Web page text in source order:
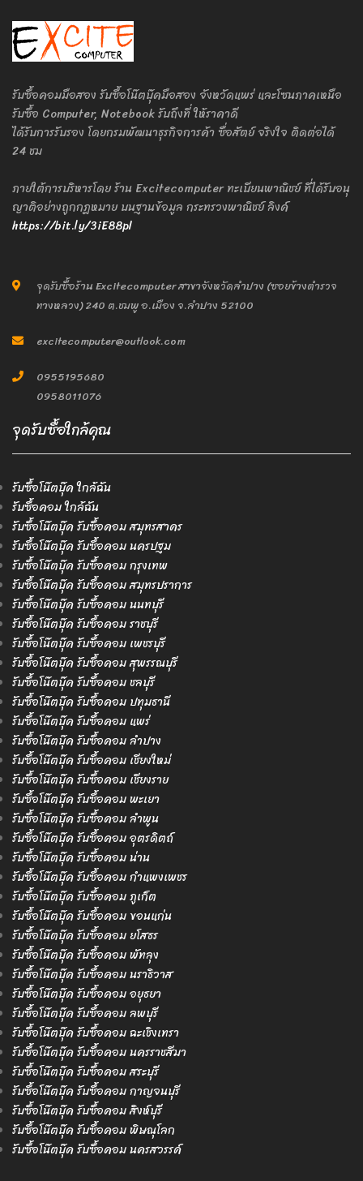
รับซื้อคอมมือสอง รับซื้อโน๊ตบุ๊คมือสอง จังหวัดแพร่ และโซนภาคเหนือ
รับซื้อ Computer, Notebook รับถึงที่ ให้ราคาดี
ได้รับการรับรอง โดยกรมพัฒนาธุรกิจการค้า ซื่อสัตย์ จริงใจ ติดต่อได้
24 ชม
ภายใต้การบริหารโดย ร้าน Excitecomputer ทะเบียนพาณิชย์ ที่ได้รับอนุ
ญาติอย่างถูกกฎหมาย บนฐานข้อมูล กระทรวงพาณิชย์ ลิงค์
https://bit.ly/3iE88pl
จุดรับซื้อร้าน Excitecomputer สาขาจังหวัดลำปาง (ซอยข้างตำรวจ
ทางหลวง) 240 ต.ชมพู อ.เมือง จ.ลำปาง 52100
excitecomputer@outlook.com
0955195680
0958011076
จุดรับซื้อใกล้คุณ
รับซื้อโน๊ตบุ๊ค ใกล้ฉัน
รับซื้อคอม ใกล้ฉัน
รับซื้อโน๊ตบุ๊ค รับซื้อคอม สมุทรสาคร
รับซื้อโน๊ตบุ๊ค รับซื้อคอม นครปฐม
รับซื้อโน๊ตบุ๊ค รับซื้อคอม กรุงเทพ
รับซื้อโน๊ตบุ๊ค รับซื้อคอม สมุทรปราการ
รับซื้อโน๊ตบุ๊ค รับซื้อคอม นนทบุรี
รับซื้อโน๊ตบุ๊ค รับซื้อคอม ราชบุรี
รับซื้อโน๊ตบุ๊ค รับซื้อคอม เพชรบุรี
รับซื้อโน๊ตบุ๊ค รับซื้อคอม สุพรรณบุรี
รับซื้อโน๊ตบุ๊ค รับซื้อคอม ชลบุรี
รับซื้อโน๊ตบุ๊ค รับซื้อคอม ปทุมธานี
รับซื้อโน๊ตบุ๊ค รับซื้อคอม แพร่
รับซื้อโน๊ตบุ๊ค รับซื้อคอม ลำปาง
รับซื้อโน๊ตบุ๊ค รับซื้อคอม เชียงใหม่
รับซื้อโน๊ตบุ๊ค รับซื้อคอม เชียงราย
รับซื้อโน๊ตบุ๊ค รับซื้อคอม พะเยา
รับซื้อโน๊ตบุ๊ค รับซื้อคอม ลำพูน
รับซื้อโน๊ตบุ๊ค รับซื้อคอม อุตรดิตถ์
รับซื้อโน๊ตบุ๊ค รับซื้อคอม น่าน
รับซื้อโน๊ตบุ๊ค รับซื้อคอม กำแพงเพชร
รับซื้อโน๊ตบุ๊ค รับซื้อคอม ภูเก็ต
รับซื้อโน๊ตบุ๊ค รับซื้อคอม ขอนแก่น
รับซื้อโน๊ตบุ๊ค รับซื้อคอม ยโสธร
รับซื้อโน๊ตบุ๊ค รับซื้อคอม พัทลุง
รับซื้อโน๊ตบุ๊ค รับซื้อคอม นราธิวาส
รับซื้อโน๊ตบุ๊ค รับซื้อคอม อยุธยา
รับซื้อโน๊ตบุ๊ค รับซื้อคอม ลพบุรี
รับซื้อโน๊ตบุ๊ค รับซื้อคอม ฉะเชิงเทรา
รับซื้อโน๊ตบุ๊ค รับซื้อคอม นครราชสีมา
รับซื้อโน๊ตบุ๊ค รับซื้อคอม สระบุรี
รับซื้อโน๊ตบุ๊ค รับซื้อคอม กาญจนบุรี
รับซื้อโน๊ตบุ๊ค รับซื้อคอม สิงห์บุรี
รับซื้อโน๊ตบุ๊ค รับซื้อคอม พิษณุโลก
รับซื้อโน๊ตบุ๊ค รับซื้อคอม นครสวรรค์